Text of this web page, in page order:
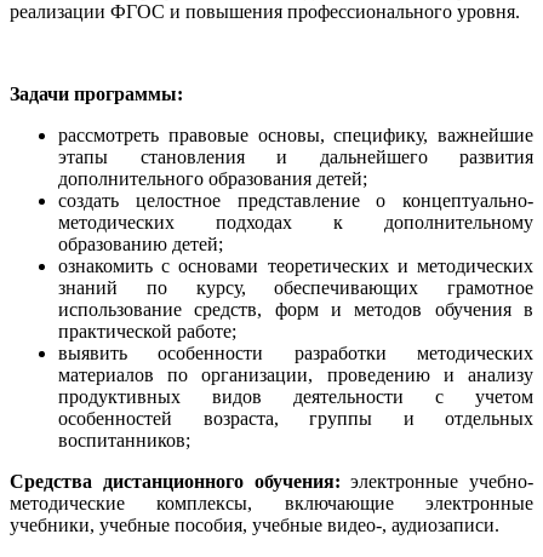
реализации ФГОС и повышения профессионального уровня.
Задачи программы:
рассмотреть правовые основы, специфику, важнейшие
этапы становления и дальнейшего развития
дополнительного образования детей;
создать целостное представление о концептуально-
методических подходах к дополнительному
образованию детей;
ознакомить с основами теоретических и методических
знаний по курсу, обеспечивающих грамотное
использование средств, форм и методов обучения в
практической работе;
выявить особенности разработки методических
материалов по организации, проведению и анализу
продуктивных видов деятельности с учетом
особенностей возраста, группы и отдельных
воспитанников;
Средства дистанционного обучения: электронные учебно-
методические комплексы, включающие электронные
учебники, учебные пособия, учебные видео-, аудиозаписи.